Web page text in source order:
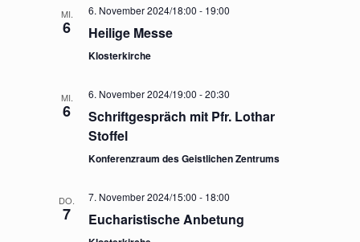
MI.
6
6. November 2024/18:00 - 19:00
Heilige Messe
Klosterkirche
MI.
6
6. November 2024/19:00 -20:30
Schriftgespräch mit Pfr. Lothar
Stoffel
Konferenzraum des Geistlichen Zentrums
DO.
7
7. November 2024/15:00 - 18:00
Eucharistische Anbetung